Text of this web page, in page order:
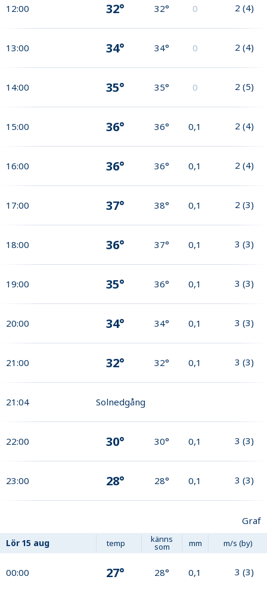
12:00 32° 32° 0 2 (4)
13:00 34° 34° 0 2 (4)
14:00 35° 35° 0 2 (5)
15:00 36° 36° 0,1 2 (4)
16:00 36° 36° 0,1 2 (4)
17:00 37° 38° 0,1 2 (3)
18:00 36° 37° 0,1 3 (3)
19:00 35° 36° 0,1 3 (3)
20:00 34° 34° 0,1 3 (3)
21:00 32° 32° 0,1 3 (3)
21:04 Solnedgång
22:00 30° 30° 0,1 3 (3)
23:00 28° 28° 0,1 3 (3)
Graf
Lör 15 aug temp känns
som mm m/s (by)
00:00 27° 28° 0,1 3 (3)